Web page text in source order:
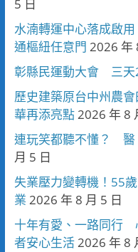
5 日
水湳轉運中心落成啟
通樞紐任意門 2026 年
彰縣民運動大會 三天
歷史建築原台中州農
華再添亮點2026 年 8
連玩笑都聽不懂？ 醫
月 5 日
失業壓力變轉機！55
業 2026 年 8 月 5 日
十年有愛、一路同行
者安心生活2026 年 8